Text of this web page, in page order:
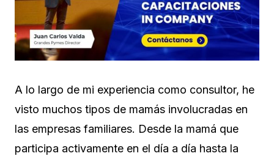
A lo largo de mi experiencia como consultor, he
visto muchos tipos de mamás involucradas en
las empresas familiares. Desde la mamá que
participa activamente en el día a día hasta la